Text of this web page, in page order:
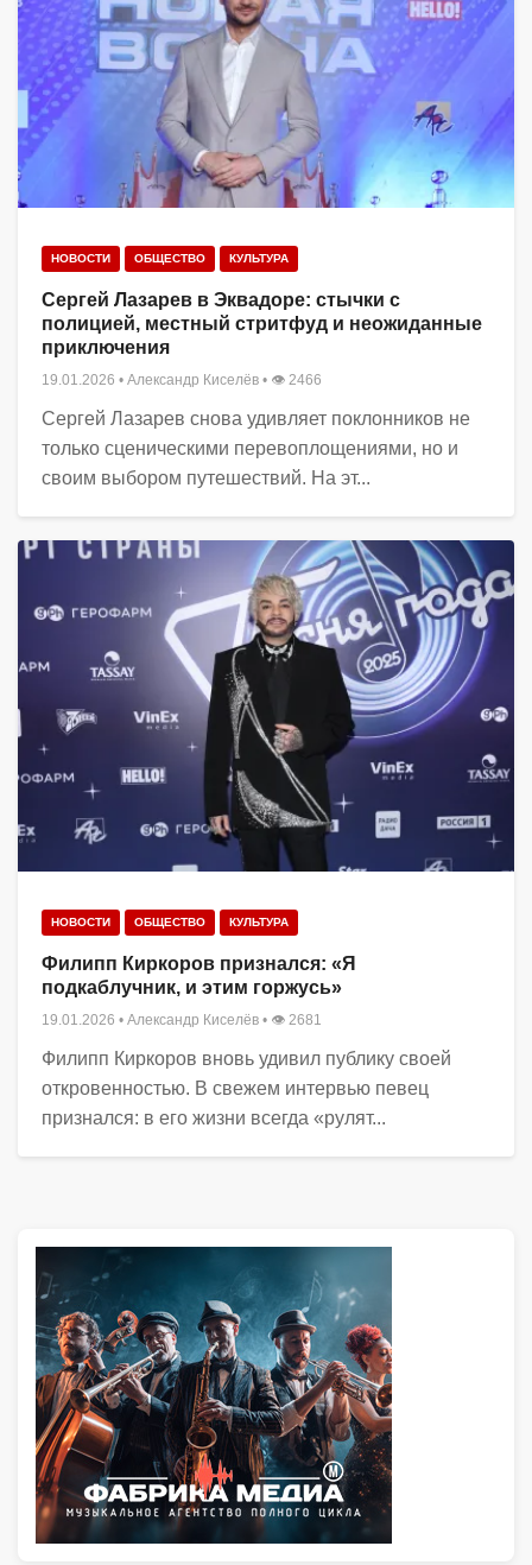
НОВОСТИ ОБЩЕСТВО КУЛЬТУРА
Сергей Лазарев в Эквадоре: стычки с
полицией, местный стритфуд и неожиданные
приключения
19.01.2026 • Александр Киселёв • 👁 2466
Сергей Лазарев снова удивляет поклонников не
только сценическими перевоплощениями, но и
своим выбором путешествий. На эт...
НОВОСТИ ОБЩЕСТВО КУЛЬТУРА
Филипп Киркоров признался: «Я
подкаблучник, и этим горжусь»
19.01.2026 • Александр Киселёв • 👁 2681
Филипп Киркоров вновь удивил публику своей
откровенностью. В свежем интервью певец
признался: в его жизни всегда «рулят...